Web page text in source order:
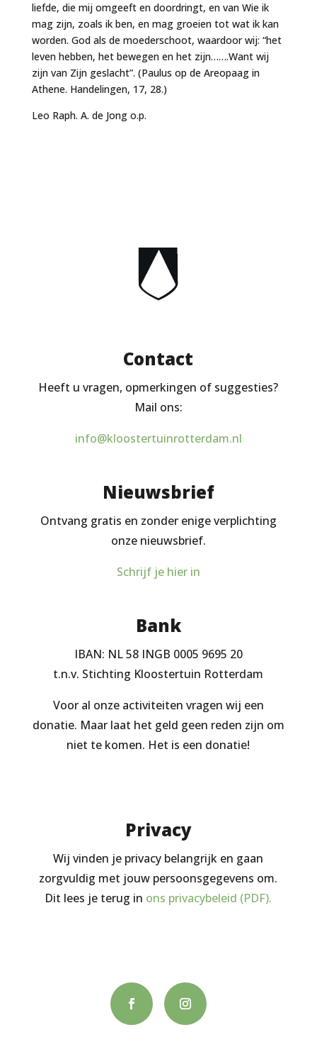
liefde, die mij omgeeft en doordringt, en van Wie ik
mag zijn, zoals ik ben, en mag groeien tot wat ik kan
worden. God als de moederschoot, waardoor wij: “het
leven hebben, het bewegen en het zijn…….Want wij
zijn van Zijn geslacht”. (Paulus op de Areopaag in
Athene. Handelingen, 17, 28.)
Leo Raph. A. de Jong o.p.
Contact
Heeft u vragen, opmerkingen of suggesties?
Mail ons:
info@kloostertuinrotterdam.nl
Nieuwsbrief
Ontvang gratis en zonder enige verplichting
onze nieuwsbrief.
Schrijf je hier in
Bank
IBAN: NL 58 INGB 0005 9695 20
t.n.v. Stichting Kloostertuin Rotterdam
Voor al onze activiteiten vragen wij een
donatie. Maar laat het geld geen reden zijn om
niet te komen. Het is een donatie!
Privacy
Wij vinden je privacy belangrijk en gaan
zorgvuldig met jouw persoonsgegevens om.
Dit lees je terug in ons privacybeleid (PDF).